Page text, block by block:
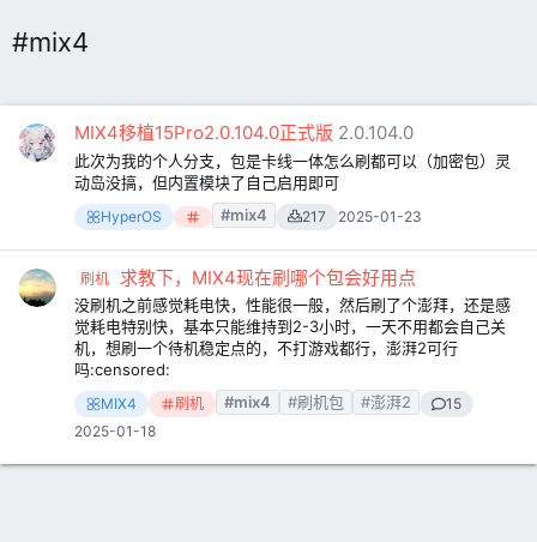
#mix4
MIX4移植15Pro2.0.104.0正式版 2.0.104.0
此次为我的个人分支，包是卡线一体怎么刷都可以（加密包）灵
动岛没搞，但内置模块了自己启用即可
HyperOS #mix4 217 2025-01-23
刷机 求教下，MIX4现在刷哪个包会好用点
没刷机之前感觉耗电快，性能很一般，然后刷了个澎拜，还是感
觉耗电特别快，基本只能维持到2-3小时，一天不用都会自己关
机，想刷一个待机稳定点的，不打游戏都行，澎湃2可行
吗:censored:
MIX4 刷机 #mix4 #刷机包 #澎湃2
15
2025-01-18